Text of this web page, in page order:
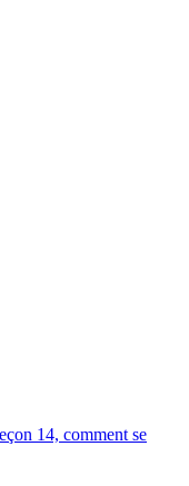
14, comment se